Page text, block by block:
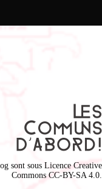
sont sous Licence Creative
Commons CC-BY-SA 4.0